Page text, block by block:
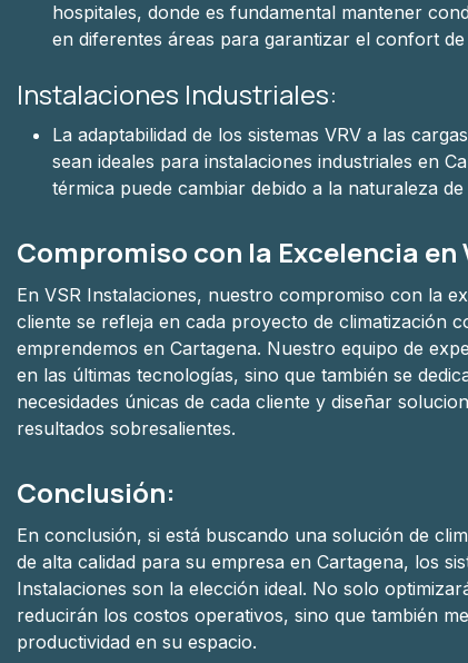
hospitales, donde es fundamental mantener
en diferentes áreas para garantizar el confort
Instalaciones Industriales:
La adaptabilidad de los sistemas VRV a las
sean ideales para instalaciones industriales en
térmica puede cambiar debido a la naturaleza
Compromiso con la Excelencia en
En VSR Instalaciones, nuestro compromiso con la
cliente se refleja en cada proyecto de climatización
emprendemos en Cartagena. Nuestro equipo de
en las últimas tecnologías, sino que también se
necesidades únicas de cada cliente y diseñar
resultados sobresalientes.
Conclusión:
En conclusión, si está buscando una solución de
de alta calidad para su empresa en Cartagena, los
Instalaciones son la elección ideal. No solo
reducirán los costos operativos, sino que también
productividad en su espacio.